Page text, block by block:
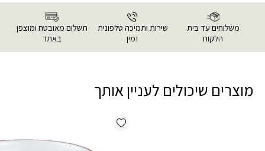
משלוחים עד בית
הלקוח
שירות ותמיכה טלפונית
זמין
תשלום מאובטח ומוצפן
באתר
מוצרים שיכולים לעניין אותך
Add wishlist